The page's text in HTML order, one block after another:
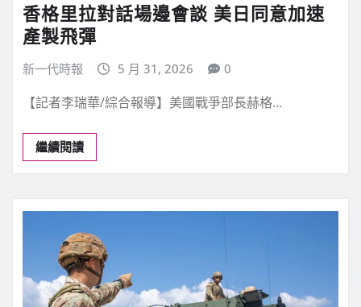
香格里拉對話場邊會談 美日同意加速
產製飛彈
新一代時報 5 月 31, 2026 0
【記者李瑞華/綜合報導】美國戰爭部長赫格…
繼續閱讀